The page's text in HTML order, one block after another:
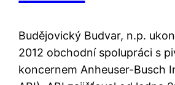
Budějovický Budvar, n.p.
2012 obchodní spolupráci s
koncernem Anheuser-Busch